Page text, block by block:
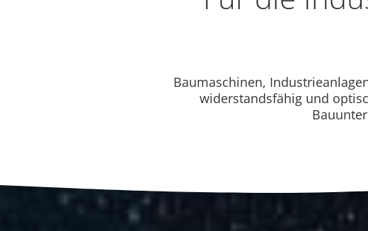
Baumaschinen,
widerstandsfähig und